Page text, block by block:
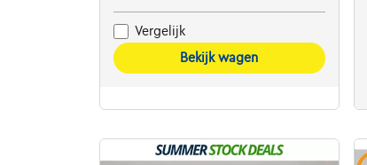
Vergelijk
Bekijk wagen